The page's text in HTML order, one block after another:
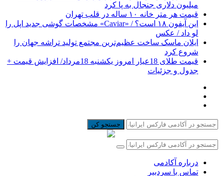
میلیون دلاری جنجال به پا کرد
قیمت هر متر خانه ۱۰ ساله در قلب تهران
این آیفون ۱۸ است؟ / «Caviar» مشخصات گوشی جدید اپل را
لو داد / عکس
ایلان ماسک ساخت عظیم‌ترین مجتمع تولید تراشه جهان را
شروع کرد
قیمت طلای 18عیار امروز یکشنبه 18مرداد/ افزایش قیمت +
جدول و جزئیات
جستجو کن
درباره آکادمی
تماس با سردبیر